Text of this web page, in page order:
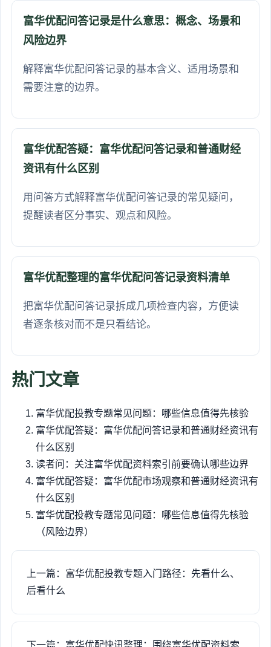
富华优配问答记录是什么意思：概念、场景和
风险边界
解释富华优配问答记录的基本含义、适用场景和
需要注意的边界。
富华优配答疑：富华优配问答记录和普通财经
资讯有什么区别
用问答方式解释富华优配问答记录的常见疑问，
提醒读者区分事实、观点和风险。
富华优配整理的富华优配问答记录资料清单
把富华优配问答记录拆成几项检查内容，方便读
者逐条核对而不是只看结论。
热门文章
富华优配投教专题常见问题：哪些信息值得先核验
富华优配答疑：富华优配问答记录和普通财经资讯有
什么区别
读者问：关注富华优配资料索引前要确认哪些边界
富华优配答疑：富华优配市场观察和普通财经资讯有
什么区别
富华优配投教专题常见问题：哪些信息值得先核验
（风险边界）
上一篇：富华优配投教专题入门路径：先看什么、
后看什么